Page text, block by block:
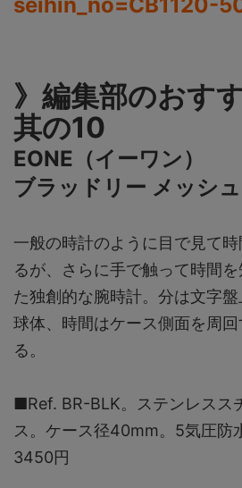
》編集部のおす
其の10
EONE（イーワン）
ブラッドリー メッシ
一般の時計のように目で見て
るが、さらに手で触って時間
た独創的な腕時計。分は文字
球体、時間はケース側面を周
る。
■Ref. BR-BLK。ステンレスス
ス。ケース径40mm。5気圧防
3450円